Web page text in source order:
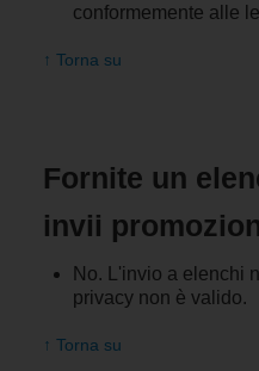
conformemente alle
↑ Torna su
Fornite un
invii
No. L'invio a elenchi
privacy non è valido.
↑ Torna su